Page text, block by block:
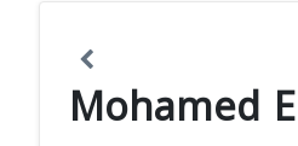
Mohamed